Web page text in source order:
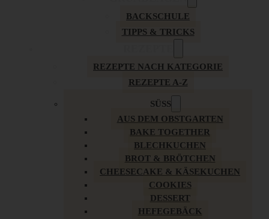
BACKSCHULE
TIPPS & TRICKS
REZEPTE NACH KATEGORIE
REZEPTE A-Z
SÜSS
AUS DEM OBSTGARTEN
BAKE TOGETHER
BLECHKUCHEN
BROT & BRÖTCHEN
CHEESECAKE & KÄSEKUCHEN
COOKIES
DESSERT
HEFEGEBÄCK